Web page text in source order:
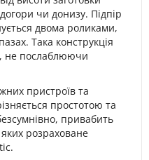
чи донизу. Підпір
двома роликами,
Така конструкція
не послаблюючи
пристроїв та
простотою та
привабить
розраховане